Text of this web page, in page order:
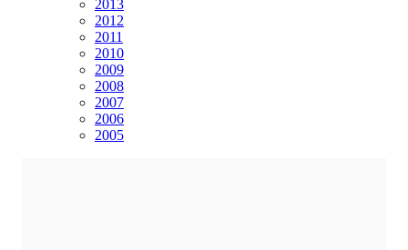
2013
2012
2011
2010
2009
2008
2007
2006
2005